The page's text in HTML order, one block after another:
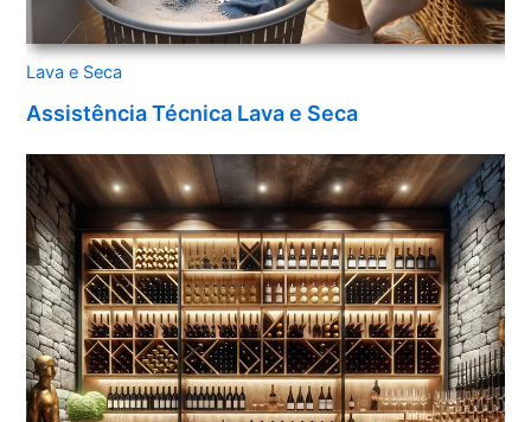
Lava e Seca
Assistência Técnica Lava e Seca